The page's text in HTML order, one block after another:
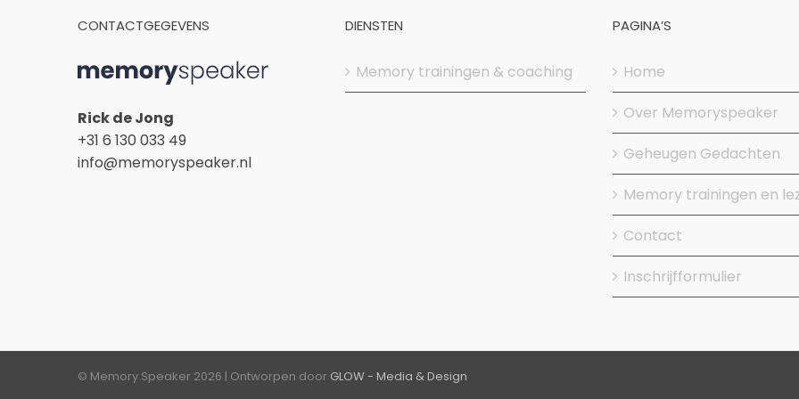
CONTACTGEGEVENS
Rick de Jong
+31 6 130 033 49
info@memoryspeaker.nl
DIENSTEN
Memory trainingen & coaching
PAGINA’S
Home
Over Memoryspeaker
Geheugen Gedachten
Memory trainingen en
Contact
Inschrijfformulier
© Memory Speaker 2026 | Ontworpen door GLOW - Media & Design